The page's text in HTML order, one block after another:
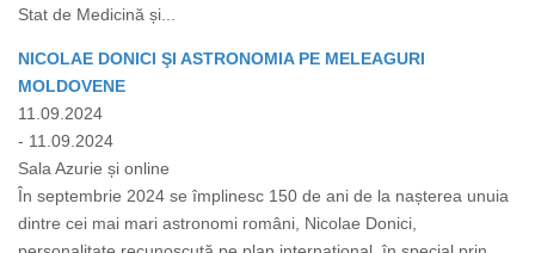
Stat de Medicină și...
NICOLAE DONICI ŞI ASTRONOMIA PE MELEAGURI
MOLDOVENE
11.09.2024
- 11.09.2024
Sala Azurie și online
În septembrie 2024 se împlinesc 150 de ani de la nașterea unuia
dintre cei mai mari astronomi români, Nicolae Donici,